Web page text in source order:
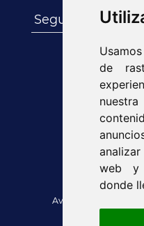
de
web y
donde
Seguros para
Aviso legal